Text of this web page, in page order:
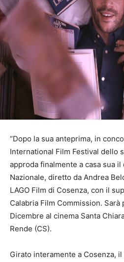
“Dopo la sua anteprima, in
International Film Festival dello
approda finalmente a casa sua
Nazionale, diretto da Andrea
LAGO Film di Cosenza, con il
Calabria Film Commission.
Dicembre al cinema Santa
Rende (CS).
Girato interamente a Cosenza,